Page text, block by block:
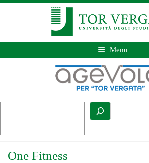
Menu
One Fitness